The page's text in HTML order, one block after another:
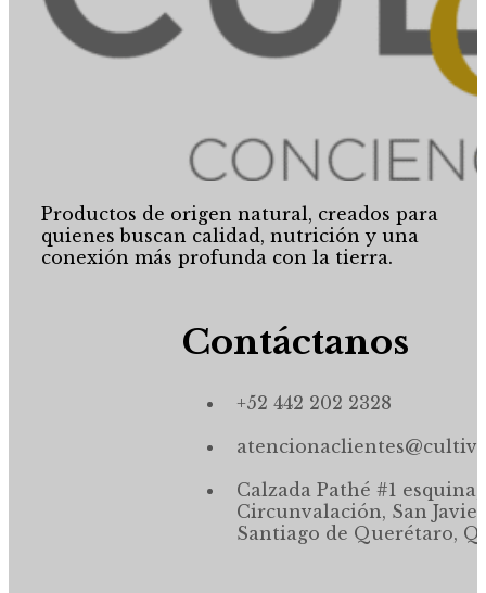
Productos de origen natural, creados para
quienes buscan calidad, nutrición y una
conexión más profunda con la tierra.
Contáctanos
+52 442 202 2328
Calzada Pathé #1 esquina,
Circunvalación, San
Santiago de Querétaro,